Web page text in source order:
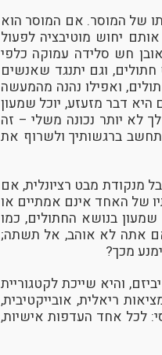
של המוסר. אם המוסר הוא
יחוש מוטיבציה לפעול
חש סלידה עמוקה כלפי
וגם יתנגד שאנשים
ואפילו נהנה מהמעשה
היא דבר מזעזע, יוכל שמעון
לא יותר נכונה משלי – זה
ברגשותיך ולשרוף את
מנקודת מבט רציונלית, אם
של האחד אינם אמתיים או
בנושא החתולים, כמו
אתה לא אוהב, אל תשתה;
מכך?
והיא שייכת לקטגוריית
ריאלית, אובייקטיבית,
לכל אחד העדפות אישיות,